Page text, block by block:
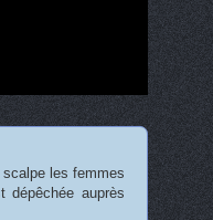
les femmes
dépêchée auprès